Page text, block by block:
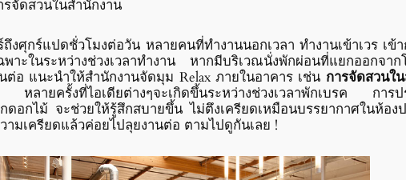
รจัดสวนในสํานักงาน
กร์แปดชั่วโมงต่อวัน หลายคนที่ทำงานนอกเวลา ทำงานเข้าเวร เข้
าะในระหว่างช่วงเวลาทำงาน หากมีบริเวณนั่งพักผ่อนที่แยกออกจ
ต่อ แนะนำให้สำนักงานจัดมุม Relax ภายในอาคาร เช่น การจัดสวนใ
ายครั้งที่ไอเดียต่างๆจะเกิดขึ้นระหว่างช่วงเวลาพักเบรค การป
อกไม้ จะช่วยให้รู้สึกสบายขึ้น ไม่ตึงเครียดเหมือนบรรยากาศในห้อ
มเครียดแล้วค่อยไปลุยงานต่อ ตามไปดูกันเลย !